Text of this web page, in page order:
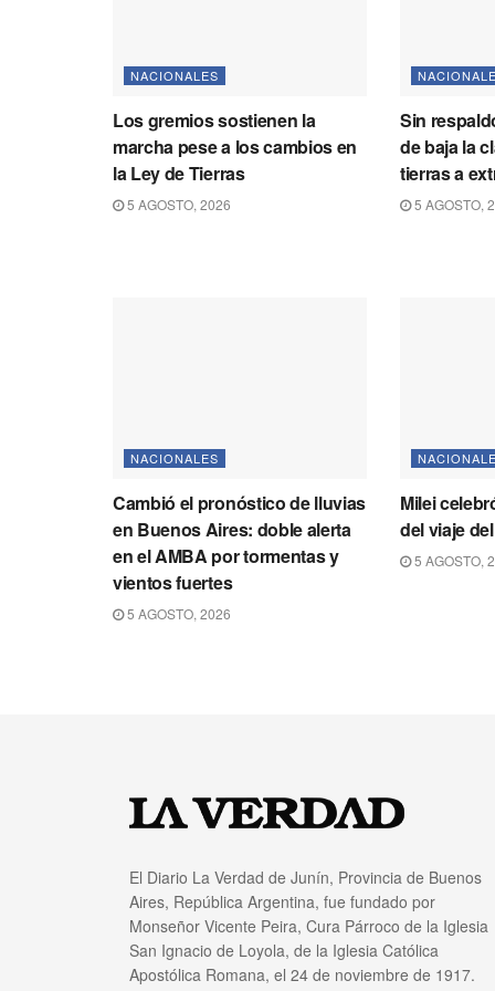
NACIONALES
Los gremios sostienen la
marcha pese a los cambios en
la Ley de Tierras
5 AGOSTO, 2026
Sin
de baja la
tierras a
5 AGOSTO,
NACIONALES
Cambió el pronóstico de lluvias
en Buenos Aires: doble alerta
en el AMBA por tormentas y
vientos fuertes
5 AGOSTO, 2026
Milei
del viaje
5 AGOSTO,
El Diario La Verdad de Junín, Provincia de Buenos
Aires, República Argentina, fue fundado por
Monseñor Vicente Peira, Cura Párroco de la Iglesia
San Ignacio de Loyola, de la Iglesia Católica
Apostólica Romana, el 24 de noviembre de 1917.